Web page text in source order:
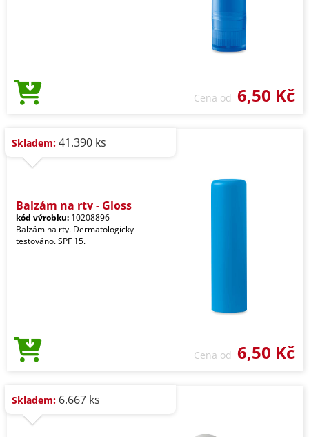
Cena od 6,50 Kč
Skladem: 41.390 ks
Balzám na rty - Gloss
kód výrobku: 10208896
Balzám na rty. Dermatologicky
testováno. SPF 15.
Cena od 6,50 Kč
Skladem: 6.667 ks